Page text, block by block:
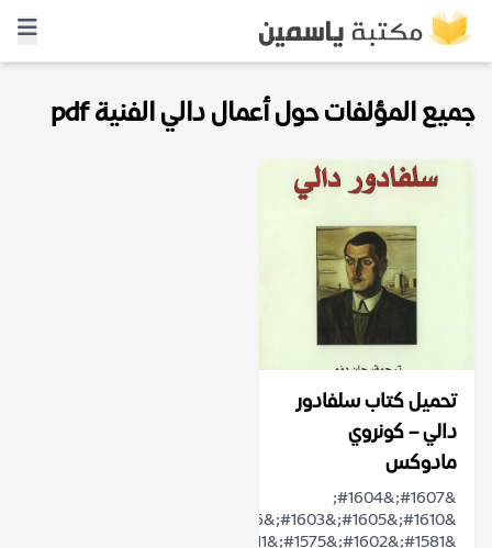
جميع المؤلفات حول أعمال دالي الفنية pdf
تحميل كتاب سلفادور
دالي – كونروي
مادوكس
&#1607;&#1604;